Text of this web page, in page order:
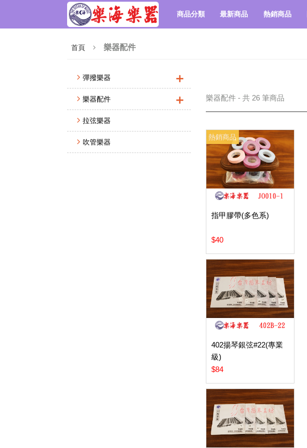
商品分類 最新商品 熱銷商品
首頁 樂器配件
彈撥樂器 ＋
樂器配件 ＋
拉弦樂器
吹管樂器
樂器配件 - 共 26 筆商品
熱銷商品
指甲膠帶(多色系)
$40
402揚琴銀弦#22(專業
級)
$84